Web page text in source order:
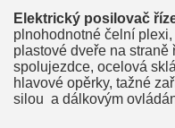
Elektrický posilovač
plnohodnotné čelní
plastové dveře na
spolujezdce, ocelová
hlavové opěrky, tažné
silou a dálkovým